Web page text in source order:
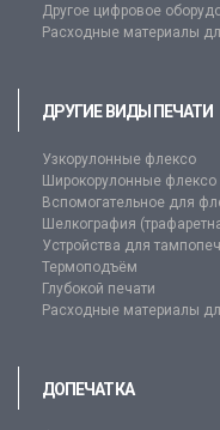
Другое цифровое
Расходные материалы
ДРУГИЕ ВИДЫ ПЕЧАТИ
Узкорулонные флексо
Широкорулонные флексо
Вспомогательное для
Шелкография
Устройства для
Термоподъём
Глубокой печати
Расходные материалы
ДОПЕЧАТКА